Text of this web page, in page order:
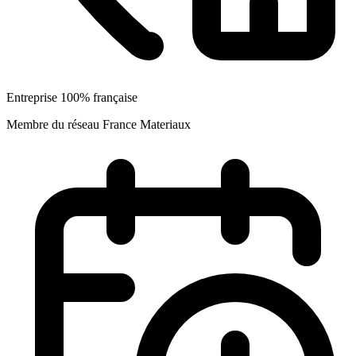
Entreprise 100% française
Membre du réseau France Materiaux